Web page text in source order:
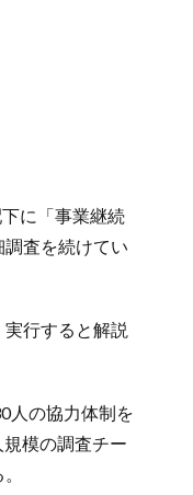
に「事業継続
査を続けてい
行すると解説
人の協力体制を
模の調査チー